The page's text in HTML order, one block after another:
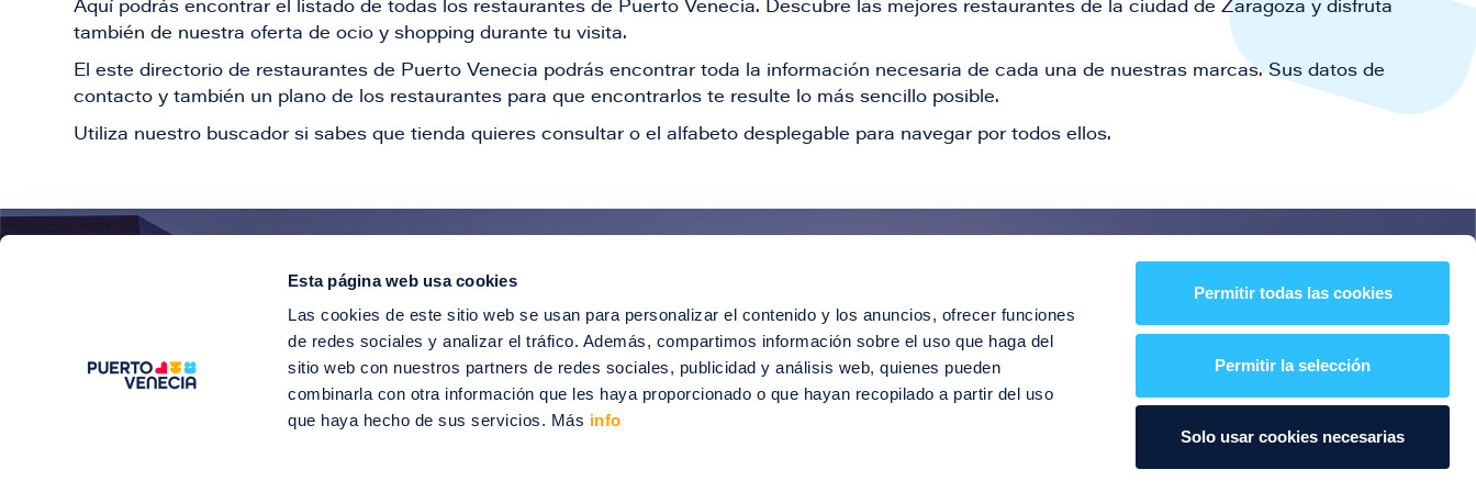
Esta página web usa cookies
Las cookies de este sitio web se usan para personalizar el contenido y los anuncios, ofrecer funciones
de redes sociales y analizar el tráfico. Además, compartimos información sobre el uso que haga del
sitio web con nuestros partners de redes sociales, publicidad y análisis web, quienes pueden
combinarla con otra información que les haya proporcionado o que hayan recopilado a partir del uso
que haya hecho de sus servicios. Más info
Permitir todas las cookies
Permitir la selección
Solo usar cookies necesarias
Aquí podrás encontrar el listado de todas los restaurantes de Puerto Venecia. Descubre las mejores restaurantes de la ciudad de Zaragoza y disfruta
también de nuestra oferta de ocio y shopping durante tu visita.
El este directorio de restaurantes de Puerto Venecia podrás encontrar toda la información necesaria de cada una de nuestras marcas. Sus datos de
contacto y también un plano de los restaurantes para que encontrarlos te resulte lo más sencillo posible.
Utiliza nuestro buscador si sabes que tienda quieres consultar o el alfabeto desplegable para navegar por todos ellos.
¡Entérate de todas nuestras novedades!
Suscríbete para recibir ofertas especiales, descuentos, eventos y mucho más
SUSCRÍBETE